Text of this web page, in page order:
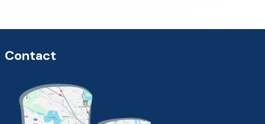
Contact